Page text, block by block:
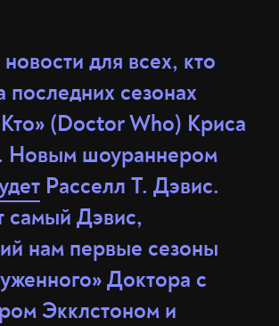
для всех, кто
последних сезонах
(Doctor Who) Криса
Новым шоураннером
Расселл Т. Дэвис.
самый Дэвис,
нам первые сезоны
Доктора с
Экклстоном и